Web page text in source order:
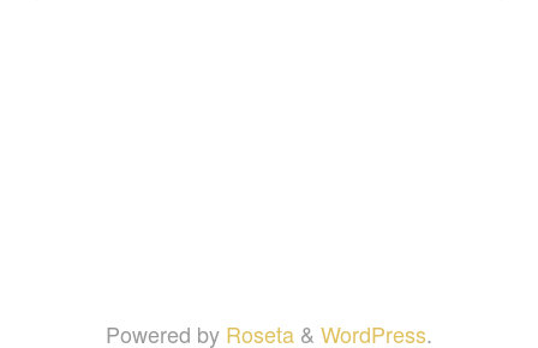
Powered by Roseta & WordPress.